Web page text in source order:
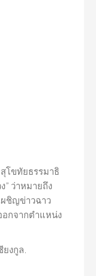
โขทัยธรรมาธิ
ว่าหมายถึง
ชิญข่าวฉาว
กจากตำแหน่ง
งกูล.